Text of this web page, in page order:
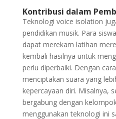
Kontribusi dalam
Teknologi voice isolation
pendidikan musik. Para
dapat merekam latihan
kembali hasilnya untuk
perlu diperbaiki. Dengan
menciptakan suara yang
kepercayaan diri. Misalnya,
bergabung dengan
menggunakan teknologi ini